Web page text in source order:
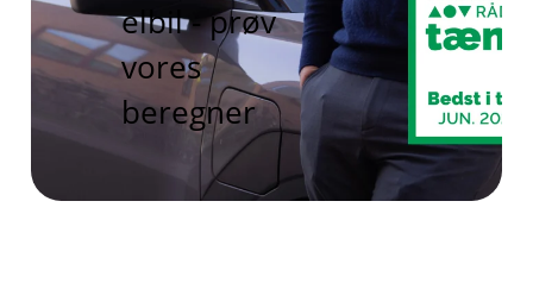
elbil - prøv
vores
beregner